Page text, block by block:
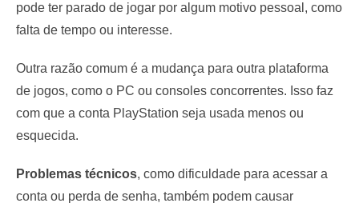
pode ter parado de jogar por algum motivo pessoal, como
falta de tempo ou interesse.
Outra razão comum é a mudança para outra plataforma
de jogos, como o PC ou consoles concorrentes. Isso faz
com que a conta PlayStation seja usada menos ou
esquecida.
Problemas técnicos, como dificuldade para acessar a
conta ou perda de senha, também podem causar